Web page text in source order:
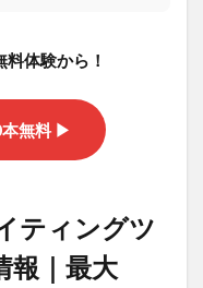
体験から！
本無料 ▶
ティングツ
報｜最大